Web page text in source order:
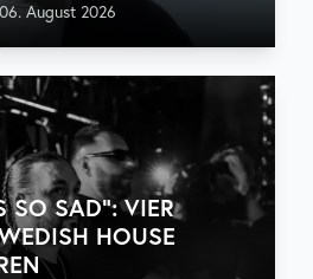
06. August 2026
SO SAD“: VIER
HOUSE